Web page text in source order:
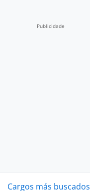
Cargos más buscados